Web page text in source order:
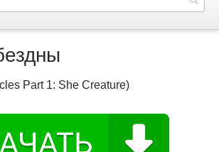
Part 1: She Creature)